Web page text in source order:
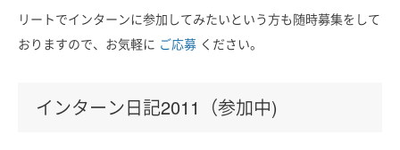
リートでインターンに参加してみたいという方も随時募集をして
おりますので、お気軽に ご応募 ください。
インターン日記2011（参加中)